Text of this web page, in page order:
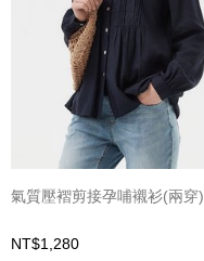
氣質壓褶剪接孕哺襯衫(兩穿)
NT$1,280